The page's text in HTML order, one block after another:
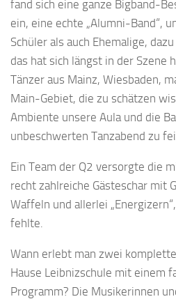
fand sich eine ganze Bigband-
ein, eine echte „Alumni-Band“,
Schüler als auch Ehemalige,
das hat sich längst in der Szene
Tänzer aus Mainz, Wiesbaden,
Main-Gebiet, die zu schätzen
Ambiente unsere Aula und die
unbeschwerten Tanzabend zu
Ein Team der Q2 versorgte die
recht zahlreiche Gästeschar mit
Waffeln und allerlei
fehlte.
Wann erlebt man zwei
Hause Leibnizschule mit einem
Programm? Die Musikerinnen